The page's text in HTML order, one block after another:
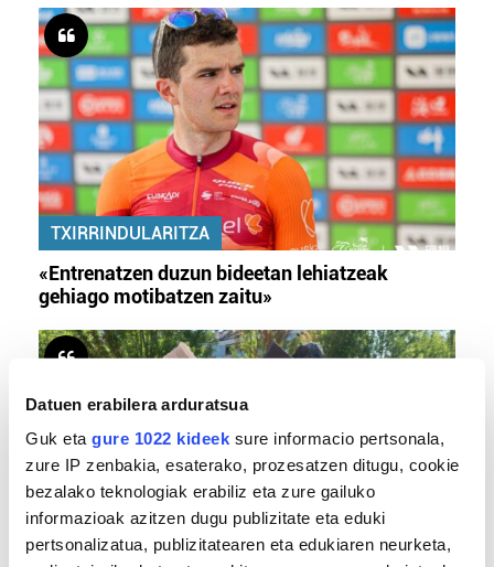
Datuen erabilera arduratsua
Guk eta gure 1022 kideek sure informacio pertsonala,
zure IP zenbakia, esaterako, prozesatzen ditugu, cookie
bezalako teknologiak erabiliz eta zure gailuko
informazioak azitzen dugu publizitate eta eduki
pertsonalizatua, publizitatearen eta edukiaren neurketa,
TXIRRINDULARITZA
«Entrenatzen duzun bideetan lehiatzeak
gehiago motibatzen zaitu»
MEMORIA HISTORIKOA